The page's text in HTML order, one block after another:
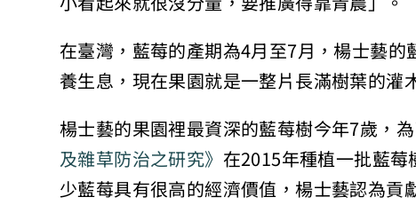
在臺灣，藍莓的產期為4月至7月，楊士藝
養生息，現在果園就是一整片長滿樹葉的
楊士藝的果園裡最資深的藍莓樹今年7歲，
及雜草防治之研究》 在2015年種植一批藍
少藍莓具有很高的經濟價值，楊士藝認為